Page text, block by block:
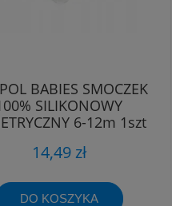
BABIES SMOCZEK
SILIKONOWY
6-12m 1szt
14,49 zł
DO KOSZYKA